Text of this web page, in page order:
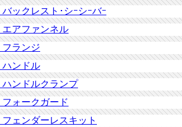
バックレスト･シｰシｰバｰ
エアファンネル
フランジ
ハンドル
ハンドルクランプ
フォークガード
フェンダーレスキット